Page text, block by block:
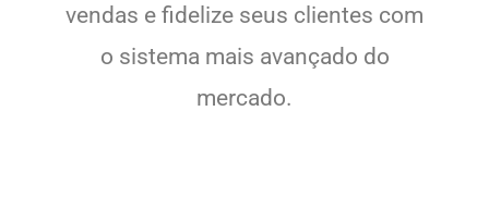
vendas e fidelize seus clientes com
o sistema mais avançado do
mercado.